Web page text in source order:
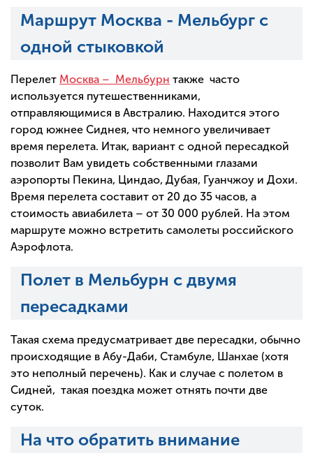
Маршрут Москва - Мельбург с
одной стыковкой
Перелет Москва – Мельбурн также часто
используется путешественниками,
отправляющимися в Австралию. Находится этого
город южнее Сиднея, что немного увеличивает
время перелета. Итак, вариант с одной пересадкой
позволит Вам увидеть собственными глазами
аэропорты Пекина, Циндао, Дубая, Гуанчжоу и Дохи.
Время перелета составит от 20 до 35 часов, а
стоимость авиабилета – от 30 000 рублей. На этом
маршруте можно встретить самолеты российского
Аэрофлота.
Полет в Мельбурн с двумя
пересадками
Такая схема предусматривает две пересадки, обычно
происходящие в Абу-Даби, Стамбуле, Шанхае (хотя
это неполный перечень). Как и случае с полетом в
Сидней, такая поездка может отнять почти две
суток.
На что обратить внимание